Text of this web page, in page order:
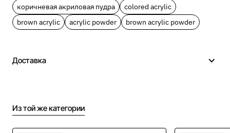
Цветной акрил ARTEX идеально подходит для
плоскостной и объемной лепки, тонирования и
однотонного моделирования. Каждый тон можно
эластична, слушается кисть. После взаимодействия с
коричневая акриловая пудра
colored acrylic
brown acrylic
acrylic powder brown acrylic powder
Доставка
Из той же категории